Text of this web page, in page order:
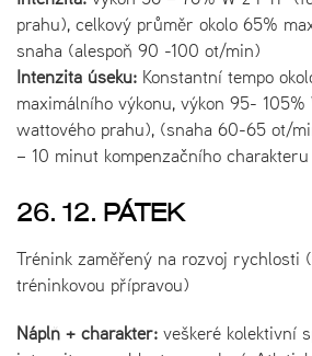
prahu), celkový průměr okolo 65%
snaha (alespoň 90 -100 ot/min)
Intenzita úseku: Konstantní tempo
maximálního výkonu, výkon 95-
wattového prahu), (snaha 60-65 ot/
– 10 minut kompenzačního
26. 12. PÁTEK
Trénink zaměřený na rozvoj rychlosti
tréninkovou přípravou)
Náplň + charakter: veškeré kolektivní